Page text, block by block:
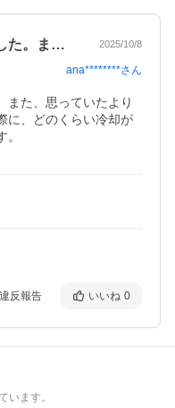
思っていたとおり、大容量でした。また、… 2025/10/8
ana********さん
また、思っていたより
に、どのくらい冷却が
違反報告 いいね 0
います。